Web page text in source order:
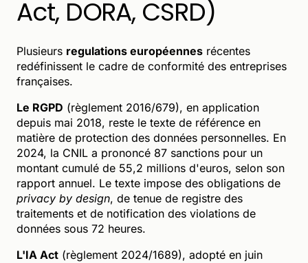
Act, DORA, CSRD)
Plusieurs regulations européennes récentes
redéfinissent le cadre de conformité des entreprises
françaises.
Le RGPD (règlement 2016/679), en application
depuis mai 2018, reste le texte de référence en
matière de protection des données personnelles. En
2024, la CNIL a prononcé 87 sanctions pour un
montant cumulé de 55,2 millions d'euros, selon son
rapport annuel. Le texte impose des obligations de
privacy by design, de tenue de registre des
traitements et de notification des violations de
données sous 72 heures.
L'IA Act (règlement 2024/1689), adopté en juin